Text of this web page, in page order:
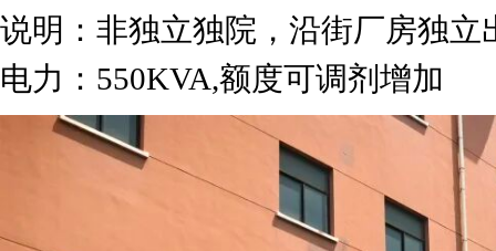
说明：非独立独院，沿街厂房独立
电力：550KVA,额度可调剂增加